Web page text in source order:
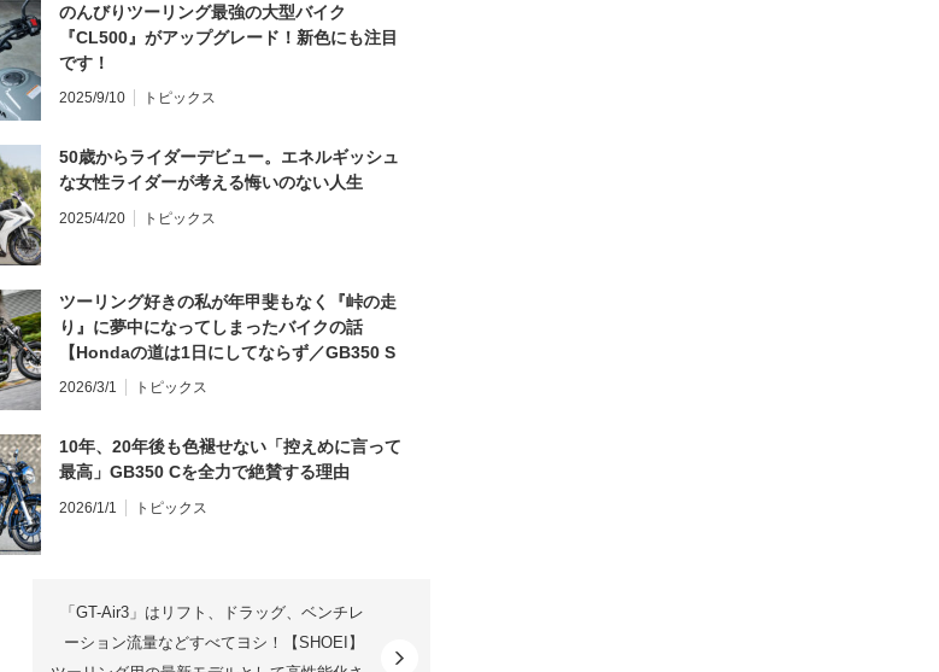
のんびりツーリング最強の大型バイク
『CL500』がアップグレード！新色にも注目
です！
2025/9/10 トピックス
50歳からライダーデビュー。エネルギッシュ
な女性ライダーが考える悔いのない人生
2025/4/20 トピックス
ツーリング好きの私が年甲斐もなく『峠の走
り』に夢中になってしまったバイクの話
【Hondaの道は1日にしてならず／GB350 S
インプレ・レビュー 前編】
2026/3/1 トピックス
10年、20年後も色褪せない「控えめに言って
最高」GB350 Cを全力で絶賛する理由
2026/1/1 トピックス
「GT-Air3」はリフト、ドラッグ、ベンチレ
ーション流量などすべてヨシ！【SHOEI】